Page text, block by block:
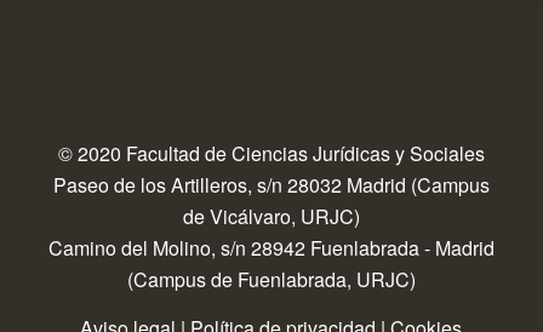
© 2020 Facultad de Ciencias Jurídicas y Sociales
Paseo de los Artilleros, s/n 28032 Madrid (Campus
de Vicálvaro, URJC)
Camino del Molino, s/n 28942 Fuenlabrada - Madrid
(Campus de Fuenlabrada, URJC)